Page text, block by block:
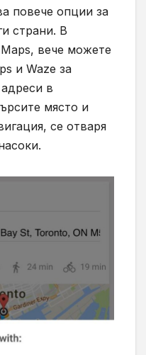
повече опции за
страни. В
вече можете
и Waze за
в
място и
се отваря